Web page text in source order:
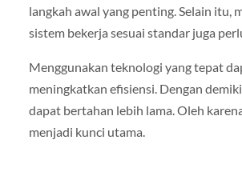
langkah awal yang penting. Selain itu,
sistem bekerja sesuai standar juga
Menggunakan teknologi yang tepat
meningkatkan efisiensi. Dengan
dapat bertahan lebih lama. Oleh
menjadi kunci utama.